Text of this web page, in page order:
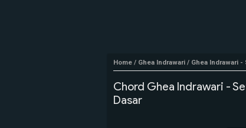
Home / Ghea Indrawari / Ghea Indrawari -
Chord Ghea Indrawari -
Dasar